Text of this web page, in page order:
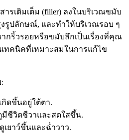
รเติมเต็ม (filler) ลงในบริเวณขมับ
รูปลักษณ์, และทำให้บริเวณรอบ ๆ
กริ้วรอยหรือขมับลึกเป็นเรื่องที่คุณ
เทคนิคที่เหมาะสมในการแก้ไข
ดขึ้นอยู่ใต้ตา.
ชีวิตชีวาและสดใสขึ้น.
ยาว์ขึ้นและฉ่ำวาว.